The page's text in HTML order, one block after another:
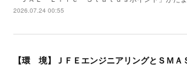
2026.07.24 00:55